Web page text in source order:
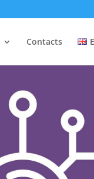
Contacts